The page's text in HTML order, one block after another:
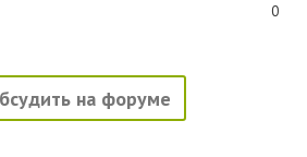
0
на форуме